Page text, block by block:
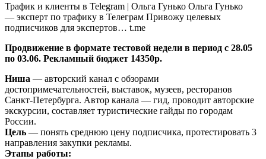
Трафик и клиенты в Telegram | Ольга Гунько Ольга Гунько
— эксперт по трафику в Телеграм Привожу целевых
подписчиков для экспертов… t.me
Продвижение в формате тестовой недели в период с 28.05
по 03.06. Рекламный бюджет 14350р.
Ниша — авторский канал с обзорами
достопримечательностей, выставок, музеев, ресторанов
Санкт-Петербурга. Автор канала — гид, проводит авторские
экскурсии, составляет туристические гайды по городам
России.
Цель — понять среднюю цену подписчика, протестировать 3
направления закупки рекламы.
Этапы работы: